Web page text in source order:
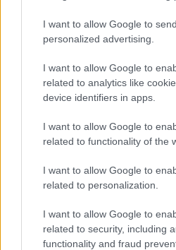
I want to allow Google to
personalized advertising.
I want to allow Google to
related to analytics like
device identifiers in apps.
I want to allow Google to
related to functionality of the
I want to allow Google to
related to personalization.
I want to allow Google to
related to security, including
functionality and fraud
Μουσική|31.08.2025 13:30
«Έχει το θράσος να
πανηγύρι» -
κατά του πρώην
Αφορμή για το ξέσπασμά
φωτογραφία από ένα